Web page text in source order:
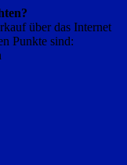
über das Internet
Punkte sind: